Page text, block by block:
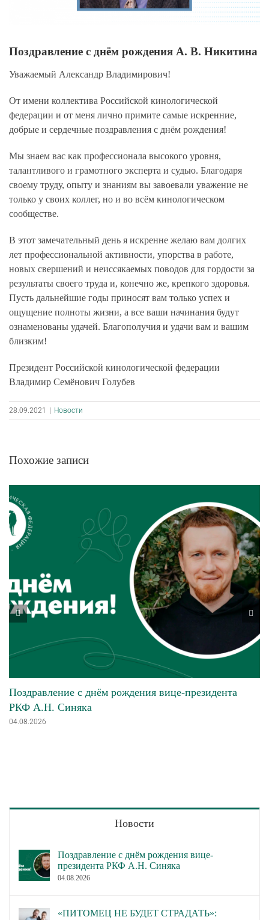
Поздравление с днём рождения А. В. Никитина
Уважаемый Александр Владимирович!
От имени коллектива Российской кинологической
федерации и от меня лично примите самые искренние,
добрые и сердечные поздравления с днём рождения!
Мы знаем вас как профессионала высокого уровня,
талантливого и грамотного эксперта и судью. Благодаря
своему труду, опыту и знаниям вы завоевали уважение не
только у своих коллег, но и во всём кинологическом
сообществе.
В этот замечательный день я искренне желаю вам долгих
лет профессиональной активности, упорства в работе,
новых свершений и неиссякаемых поводов для гордости за
результаты своего труда и, конечно же, крепкого здоровья.
Пусть дальнейшие годы приносят вам только успех и
ощущение полноты жизни, а все ваши начинания будут
ознаменованы удачей. Благополучия и удачи вам и вашим
близким!
Президент Российской кинологической федерации
Владимир Семёнович Голубев
28.09.2021 Новости
Похожие записи
Поздравление с днём рождения вице-президента
РКФ А.Н. Синяка
04.08.2026
Новости
Поздравление с днём рождения вице-
президента РКФ А.Н. Синяка
04.08.2026
«ПИТОМЕЦ НЕ БУДЕТ СТРАДАТЬ»: